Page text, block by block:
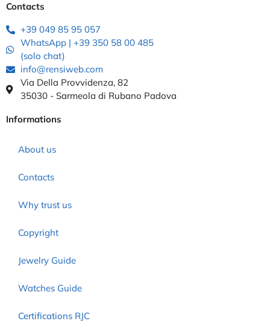
Contacts
+39 049 85 95 057
WhatsApp | +39 350 58 00 485
(solo chat)
info@rensiweb.com
Via Della Provvidenza, 82
35030 - Sarmeola di Rubano Padova
Informations
About us
Contacts
Why trust us
Copyright
Jewelry Guide
Watches Guide
Certifications RJC